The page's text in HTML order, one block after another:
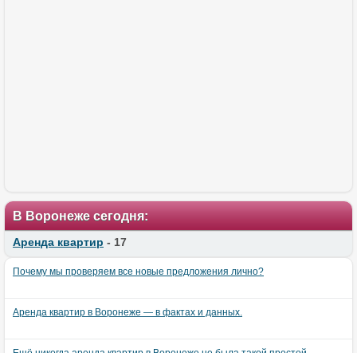
В Воронеже сегодня:
Аренда квартир - 17
Почему мы проверяем все новые предложения лично?
Аренда квартир в Воронеже — в фактах и данных.